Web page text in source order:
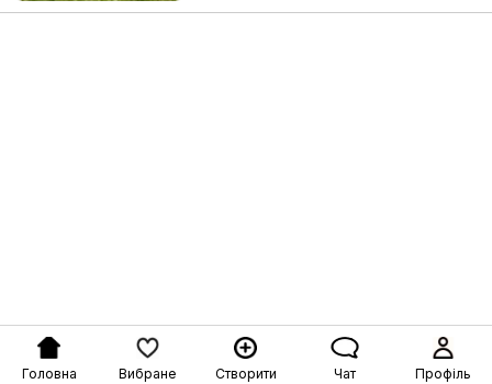
Головна Вибране Створити Чат Профіль